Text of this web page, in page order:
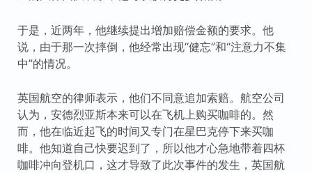
于是，近两年，他继续提出增加赔偿金额的要求。他
说，由于那一次摔倒，他经常出现“健忘”和“注意力不集
中”的情况。
英国航空的律师表示，他们不同意追加索赔。航空公司
认为，安德烈亚斯本来可以在飞机上购买咖啡的。然
而，他在临近起飞的时间又专门在星巴克停下来买咖
啡。他知道自己快要迟到了，所以他才心急地带着四杯
咖啡冲向登机口，这才导致了此次事件的发生，英国航